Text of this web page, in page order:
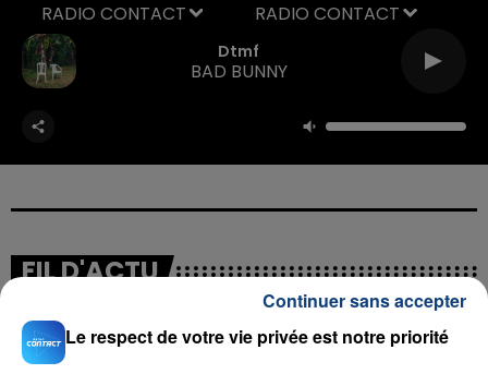
Dtmf
BAD BUNNY
RADIO CONTACT
FIL D'ACTU
Le respect de votre vie privée est notre priorité
Continuer sans accepter